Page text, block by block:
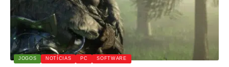
JOGOS NOTÍCIAS PC SOFTWARE